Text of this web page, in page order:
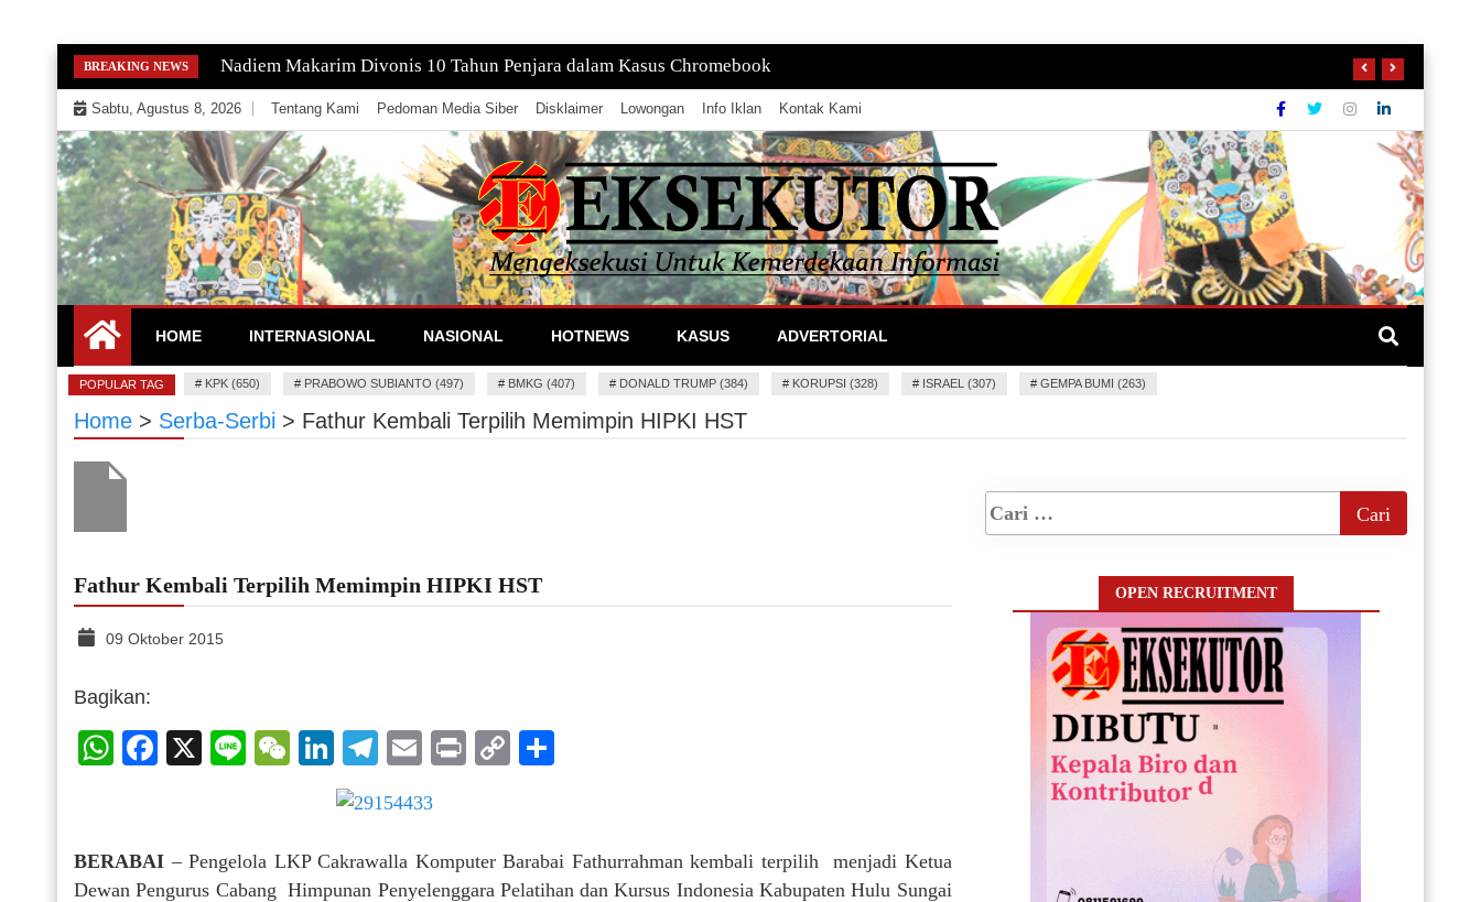
Skip
to
content
BREAKING NEWS Gempa Magnitudo 2,9 Guncang Pacitan, Pusatnya di Laut
Sabtu, Agustus 8, 2026 Tentang Kami Pedoman Media Siber Disklaimer Lowongan Info Iklan Kontak Kami
EKSEKUTOR
Mengeksekusi Berita Untuk Kemerdekaan dan Keadilan Informasi
HOME INTERNASIONAL NASIONAL HOTNEWS KASUS ADVERTORIAL
POPULAR TAG # KPK (650) # PRABOWO SUBIANTO (497) # BMKG (407) # DONALD TRUMP (384) # KORUPSI (328) # ISRAEL (307) # GEMPA BUMI (263)
Home > Serba-Serbi > Fathur Kembali Terpilih Memimpin HIPKI HST
Fathur Kembali Terpilih Memimpin HIPKI HST
09 Oktober 2015
Bagikan:
WhatsApp
Facebook
X LineWeChat
LinkedIn
Telegram
EmailPrintCopy
BERABAI – Pengelola LKP Cakrawalla Komputer Barabai Fathurrahman kembali terpilih menjadi Ketua
Dewan Pengurus Cabang Himpunan Penyelenggara Pelatihan dan Kursus Indonesia Kabupaten Hulu Sungai
OPEN RECRUITMENT